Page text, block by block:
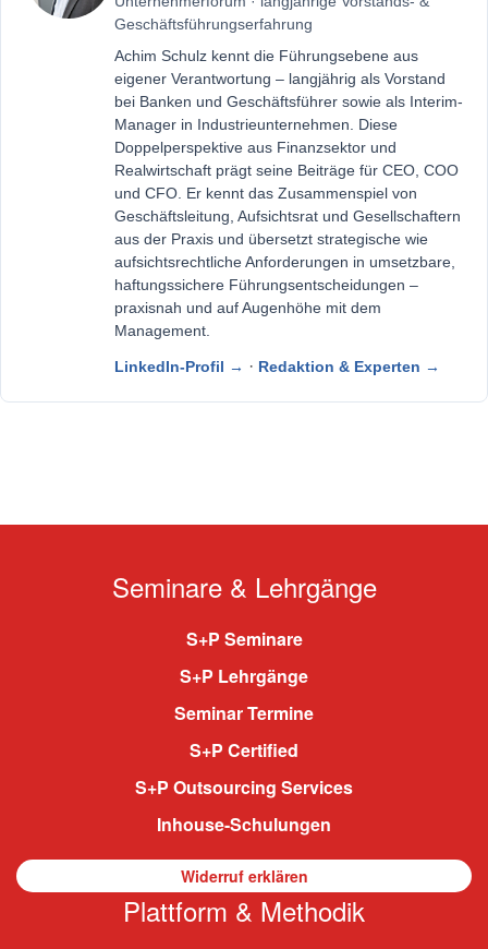
Geschäftsführungserfahrung
Achim Schulz kennt die Führungsebene aus
eigener Verantwortung – langjährig als Vorstand
bei Banken und Geschäftsführer sowie als Interim-
Manager in Industrieunternehmen. Diese
Doppelperspektive aus Finanzsektor und
Realwirtschaft prägt seine Beiträge für CEO, COO
und CFO. Er kennt das Zusammenspiel von
Geschäftsleitung, Aufsichtsrat und Gesellschaftern
aus der Praxis und übersetzt strategische wie
aufsichtsrechtliche Anforderungen in umsetzbare,
haftungssichere Führungsentscheidungen –
praxisnah und auf Augenhöhe mit dem
Management.
LinkedIn-Profil → · Redaktion & Experten →
Seminare & Lehrgänge
S+P Seminare
S+P Lehrgänge
Seminar Termine
S+P Certified
S+P Outsourcing Services
Inhouse-Schulungen
Widerruf erklären
Plattform & Methodik